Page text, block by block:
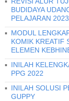
BUDIDAYA
PELAJARAN
MODUL
KOMIK KREATIF
ELEMEN
INILAH
PPG 2022
INILAH SOLUSI
GUPPY